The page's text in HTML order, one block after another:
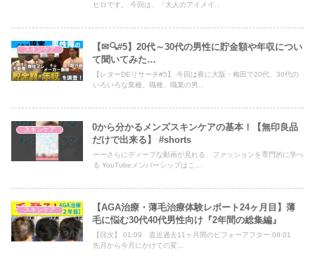
ヒロです。 今回は、「大人のアイメイ...
スキンケア
【✉🔍#5】20代～30代の男性に貯金額や年収につい
て聞いてみた…
【レターDEリサーチ#5】 今回は夜に大阪・梅田で20代、30代の
いろいろな業種、職種、職業の男...
スキンケア
0から分かるメンズスキンケアの基本！【無印良品
だけで出来る】 #shorts
ーーさらにディープな動画が見れる、ファッションを専門的に学べ
る YouTubeメンバーシップはこ...
スキンケア
【AGA治療・薄毛治療体験レポート24ヶ月目】薄
毛に悩む30代40代男性向け『2年間の総集編』
【目次】 01:09 直近過去11ヶ月間のビフォーアフター 08:01
先月から今月にかけての変...